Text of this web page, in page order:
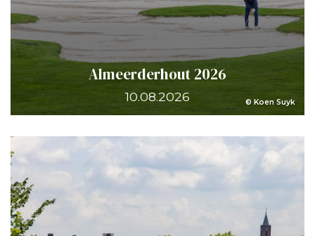
© Koen Suyk
Almeerderhout 2026
10.08.2026